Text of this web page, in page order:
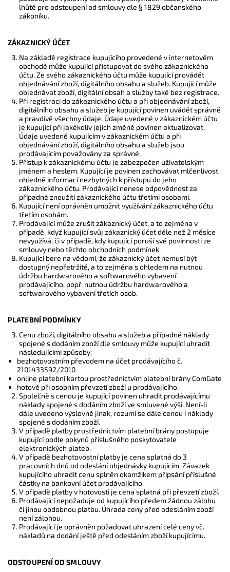
lhůtě pro odstoupení od smlouvy dle § 1829 občanského
zákoníku.
ZÁKAZNICKÝ ÚČET
Na základě registrace kupujícího provedené v internetovém
obchodě může kupující přistupovat do svého zákaznického
účtu. Ze svého zákaznického účtu může kupující provádět
objednávání zboží, digitálního obsahu a služeb. Kupující může
objednávat zboží, digitální obsah a služby také bez registrace.
Při registraci do zákaznického účtu a při objednávání zboží,
digitálního obsahu a služeb je kupující povinen uvádět správně
a pravdivě všechny údaje. Údaje uvedené v zákaznickém účtu
je kupující při jakékoliv jejich změně povinen aktualizovat.
Údaje uvedené kupujícím v zákaznickém účtu a při
objednávání zboží, digitálního obsahu a služeb jsou
prodávajícím považovány za správné.
Přístup k zákaznickému účtu je zabezpečen uživatelským
jménem a heslem. Kupující je povinen zachovávat mlčenlivost,
ohledně informací nezbytných k přístupu do jeho
zákaznického účtu. Prodávající nenese odpovědnost za
případné zneužití zákaznického účtu třetími osobami.
Kupující není oprávněn umožnit využívání zákaznického účtu
třetím osobám.
Prodávající může zrušit zákaznický účet, a to zejména v
případě, když kupující svůj zákaznický účet déle než 2 měsíce
nevyužívá, či v případě, kdy kupující poruší své povinnosti ze
smlouvy nebo těchto obchodních podmínek.
Kupující bere na vědomí, že zákaznický účet nemusí být
dostupný nepřetržitě, a to zejména s ohledem na nutnou
údržbu hardwarového a softwarového vybavení
prodávajícího, popř. nutnou údržbu hardwarového a
softwarového vybavení třetích osob.
PLATEBNÍ PODMÍNKY
Cenu zboží, digitálního obsahu a služeb a případné náklady
spojené s dodáním zboží dle smlouvy může kupující uhradit
následujícími způsoby:
bezhotovostním převodem na účet prodávajícíhoč.
2101433592/2010
online platební kartou prostřednictvím platební brány ComGate
hotově při osobním převzetí zboží u prodávajícího.
Společně s cenou je kupující povinen uhradit prodávajícímu
náklady spojené s dodáním zboží ve smluvené výši. Není-li
dále uvedeno výslovně jinak, rozumí se dále cenou i náklady
spojené s dodáním zboží.
V případě platby prostřednictvím platební brány postupuje
kupující podle pokynů příslušného poskytovatele
elektronických plateb.
V případě bezhotovostní platby je cena splatná do 3
pracovních dnů od odeslání objednávky kupujícím. Závazek
kupujícího uhradit cenu splněn okamžikem připsání příslušné
částky na bankovní účet prodávajícího.
V případě platby v hotovosti je cena splatná při převzetí zboží.
Prodávající nepožaduje od kupujícího předem žádnou zálohu
či jinou obdobnou platbu. Úhrada ceny před odesláním zboží
není zálohou.
Prodávající je oprávněn požadovat uhrazení celé ceny vč.
nákladů na dodání ještě před odesláním zboží kupujícímu.
ODSTOUPENÍ OD SMLOUVY